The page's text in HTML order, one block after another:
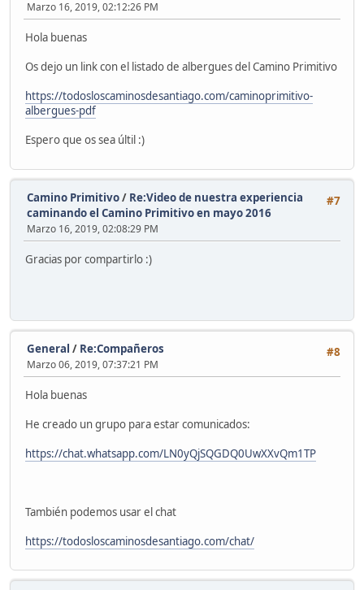
Marzo 16, 2019, 02:12:26 PM
Hola buenas
Os dejo un link con el listado de albergues del Camino Primitivo
https://todosloscaminosdesantiago.com/caminoprimitivo-
albergues-pdf
Espero que os sea últil :)
#7
Camino Primitivo/ Re:Video de nuestra experiencia
caminando el Camino Primitivo en mayo 2016
Marzo 16, 2019, 02:08:29 PM
Gracias por compartirlo :)
#8
General / Re:Compañeros
Marzo 06, 2019, 07:37:21 PM
Hola buenas
He creado un grupo para estar comunicados:
https://chat.whatsapp.com/LN0yQjSQGDQ0UwXXvQm1TP
También podemos usar el chat
https://todosloscaminosdesantiago.com/chat/